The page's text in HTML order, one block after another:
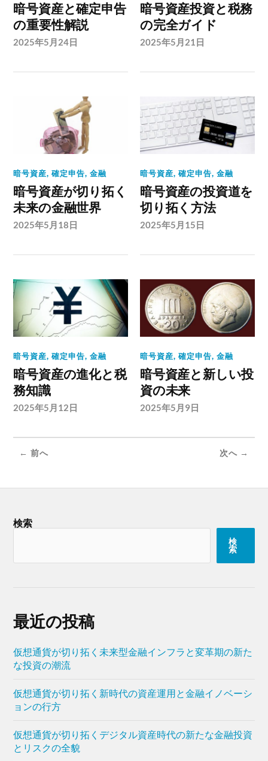
暗号資産と確定申告
の重要性解説
2025年5月24日
暗号資産投資と税務
の完全ガイド
2025年5月21日
暗号資産,確定申告,金融
暗号資産が切り拓く
未来の金融世界
2025年5月18日
暗号資産,確定申告,金融
暗号資産の投資道を
切り拓く方法
2025年5月15日
暗号資産,確定申告,金融
暗号資産の進化と税
務知識
2025年5月12日
暗号資産,確定申告,金融
暗号資産と新しい投
資の未来
2025年5月9日
← 前へ 次へ →
検索
検
索
最近の投稿
仮想通貨が切り拓く未来型金融インフラと変革期の新た
な投資の潮流
仮想通貨が切り拓く新時代の資産運用と金融イノベーシ
ョンの行方
仮想通貨が切り拓くデジタル資産時代の新たな金融投資
とリスクの全貌